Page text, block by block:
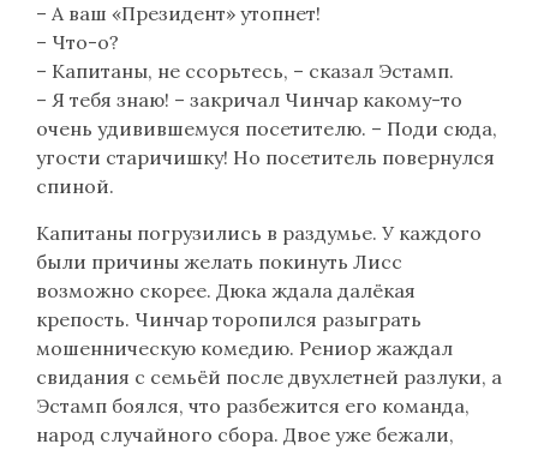
– А ваш «Президент» утопнет!
– Что-о?
– Капитаны, не ссорьтесь, – сказал Эстамп.
– Я тебя знаю! – закричал Чинчар какому-то
очень удивившемуся посетителю. – Поди сюда,
угости старичишку! Но посетитель повернулся
спиной.
Капитаны погрузились в раздумье. У каждого
были причины желать покинуть Лисс
возможно скорее. Дюка ждала далёкая
крепость. Чинчар торопился разыграть
мошенническую комедию. Рениор жаждал
свидания с семьёй после двухлетней разлуки, а
Эстамп боялся, что разбежится его команда,
народ случайного сбора. Двое уже бежали,